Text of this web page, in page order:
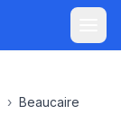
› Beaucaire